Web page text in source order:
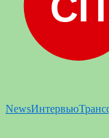
NewsИнтервью